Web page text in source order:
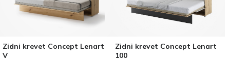
Zidni krevet Concept Lenart
V
Zidni krevet Concept Lenart
100